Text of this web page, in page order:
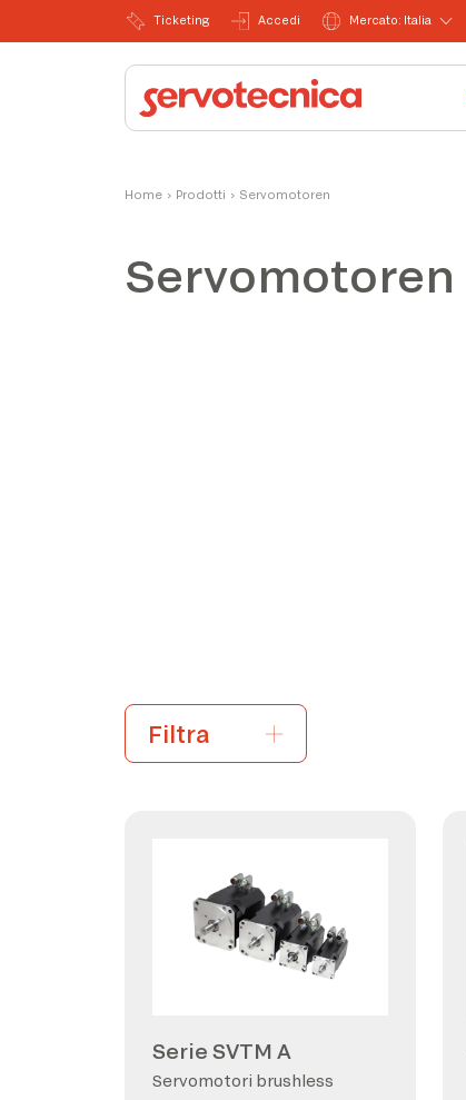
Ticketing Accedi Mercato: Italia
Home › Prodotti › Servomotoren
Servomotoren
Serie SVTM A
Servomotori brushless